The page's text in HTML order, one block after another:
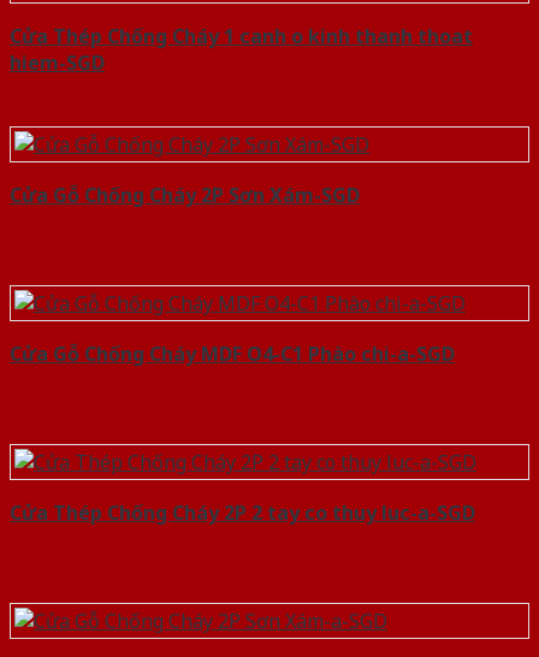
Cửa Thép Chống Cháy 1 canh o kinh thanh thoat
hiem-SGD
Cửa Gỗ Chống Cháy 2P Sơn Xám-SGD
Cửa Gỗ Chống Cháy MDF O4-C1 Phào chi-a-SGD
Cửa Thép Chống Cháy 2P 2 tay co thuy luc-a-SGD